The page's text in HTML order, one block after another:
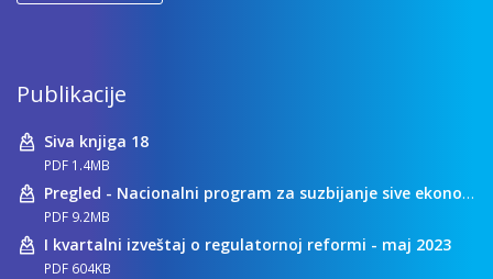
Publikacije
Siva knjiga 18
PDF 1.4MB
Pregled - Nacionalni program za suzbijanje sive ekonomije
PDF 9.2MB
I kvartalni izveštaj o regulatornoj reformi - maj 2023
PDF 604KB